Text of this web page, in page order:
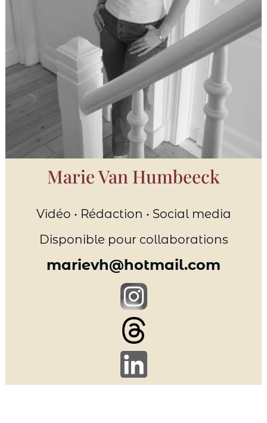
Marie Van Humbeeck
Vidéo • Rédaction • Social media
Disponible pour collaborations
marievh@hotmail.com